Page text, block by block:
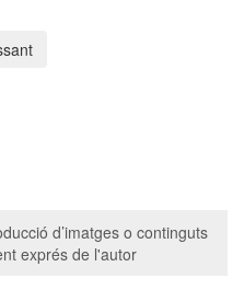
d’imatges o continguts
exprés de l'autor